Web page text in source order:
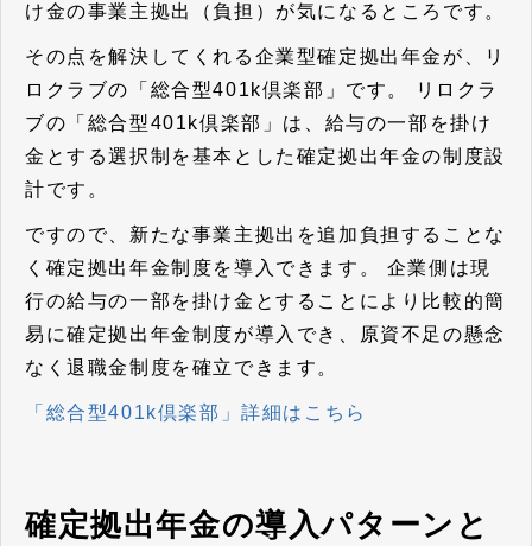
け金の事業主拠出（負担）が気になるところです。
その点を解決してくれる企業型確定拠出年金が、リ
ロクラブの「総合型401k倶楽部」です。 リロクラ
ブの「総合型401k倶楽部」は、給与の一部を掛け
金とする選択制を基本とした確定拠出年金の制度設
計です。
ですので、 新たな事業主拠出を追加負担することな
く確定拠出年金制度を導入できます。
企業側は現
行の給与の一部を掛け金とすることにより比較的簡
易に確定拠出年金制度が導入でき、原資不足の懸念
なく退職金制度を確立できます。
「総合型401k倶楽部」詳細はこちら
確定拠出年金の導入パターンと